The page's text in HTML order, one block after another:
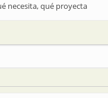
necesita, qué proyecta